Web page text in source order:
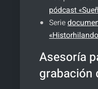
pódcast
Serie
Asesoría
grabación